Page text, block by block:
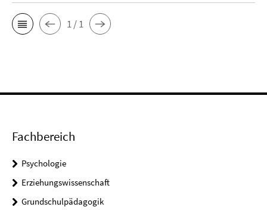
1 / 1
Fachbereich
Psychologie
Erziehungswissenschaft
Grundschulpädagogik